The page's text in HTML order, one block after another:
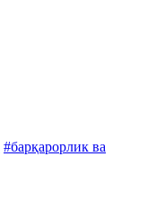
#барқарорлик ва